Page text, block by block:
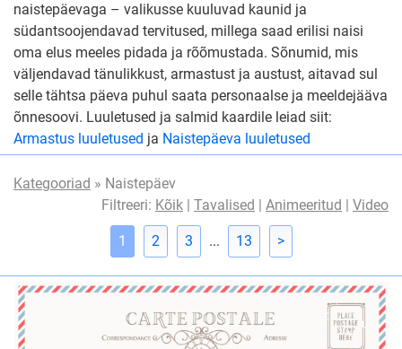
naistepäevaga – valikusse kuuluvad kaunid ja
südantsoojendavad tervitused, millega saad erilisi naisi
oma elus meeles pidada ja rõõmustada. Sõnumid, mis
väljendavad tänulikkust, armastust ja austust, aitavad sul
selle tähtsa päeva puhul saata personaalse ja meeldejääva
õnnesoovi. Luuletused ja salmid kaardile leiad siit:
Armastus luuletused ja Naistepäeva luuletused
Kategooriad » Naistepäev
Filtreeri: Kõik | Tavalised | Animeeritud | Video
1 2 3 ... 13 >